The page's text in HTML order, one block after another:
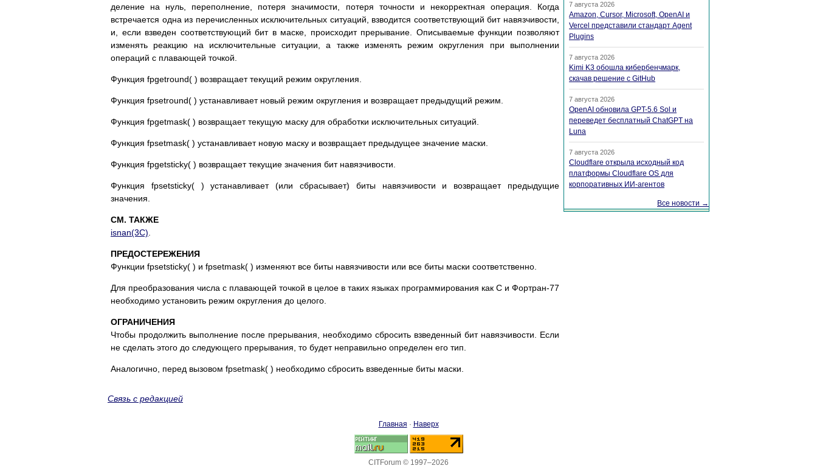
деление на нуль, переполнение, потеря значимости, потеря точности и некорректная операция. Когда
встречается одна из перечисленных исключительных ситуаций, взводится соответствующий бит навязчивости,
и, если взведен соответствующий бит в маске, происходит прерывание. Описываемые функции позволяют
изменять реакцию на исключительные ситуации, а также изменять режим округления при выполнении
операций с плавающей точкой.
Функция fpgetround( ) возвращает текущий режим округления.
Функция fpsetround( ) устанавливает новый режим округления и возвращает предыдущий режим.
Функция fpgetmask( ) возвращает текущую маску для обработки исключительных ситуаций.
Функция fpsetmask( ) устанавливает новую маску и возвращает предыдущее значение маски.
Функция fpgetsticky( ) возвращает текущие значения бит навязчивости.
Функция fpsetsticky( ) устанавливает (или сбрасывает) биты навязчивости и возвращает предыдущие
значения.
СМ. ТАКЖЕ
isnan(3C)
ПРЕДОСТЕРЕЖЕНИЯ
Функции fpsetsticky( ) и fpsetmask( ) изменяют все биты навязчивости или все биты маски соответственно.
Для преобразования числа с плавающей точкой в целое в таких языках программирования как C и Фортран-77
необходимо установить режим округления до целого.
ОГРАНИЧЕНИЯ
Чтобы продолжить выполнение после прерывания, необходимо сбросить взведенный бит навязчивости. Если
не сделать этого до следующего прерывания, то будет неправильно определен его тип.
Аналогично, перед вызовом fpsetmask( ) необходимо сбросить взведенные биты маски.
7 августа 2026
Amazon, Cursor, Microsoft, OpenAI и
Vercel представили стандарт Agent
Plugins
7 августа 2026
Kimi K3 обошла кибербенчмарк,
скачав решение с GitHub
7 августа 2026
OpenAI обновила GPT-5.6 Sol и
переведет бесплатный ChatGPT на
Luna
7 августа 2026
Cloudflare открыла исходный код
платформы Cloudflare OS для
корпоративных ИИ-агентов
Все новости →
Связь с редакцией
Главная · Наверх
CITForum © 1997–2026